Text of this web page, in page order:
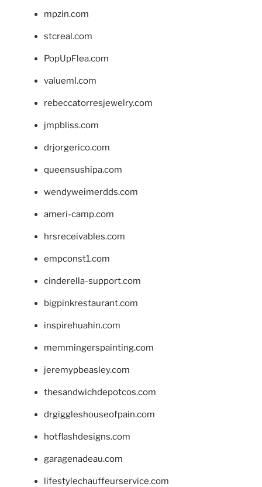
mpzin.com
stcreal.com
PopUpFlea.com
valueml.com
rebeccatorresjewelry.com
jmpbliss.com
drjorgerico.com
queensushipa.com
wendyweimerdds.com
ameri-camp.com
hrsreceivables.com
empconst1.com
cinderella-support.com
bigpinkrestaurant.com
inspirehuahin.com
memmingerspainting.com
jeremypbeasley.com
thesandwichdepotcos.com
drgiggleshouseofpain.com
hotflashdesigns.com
garagenadeau.com
lifestylechauffeurservice.com